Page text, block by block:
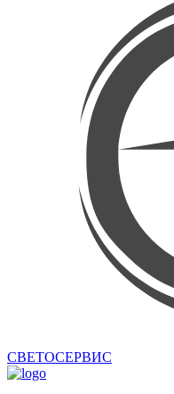
СВЕТОСЕРВИС